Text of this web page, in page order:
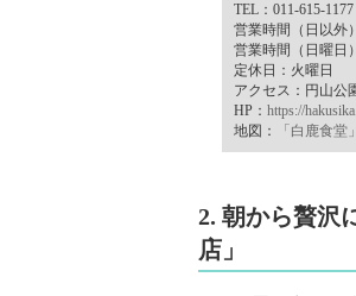
TEL：011-615-1177
営業時間（日以外
営業時間（日曜日
定休日：火曜日
アクセス：円山公
HP： https://
地図：
「白鹿食堂
2. 朝から贅沢
店」